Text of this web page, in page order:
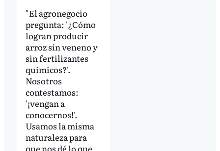
"El agronegocio
pregunta: '¿Cómo
logran producir
arroz sin veneno y
sin fertilizantes
químicos?'.
Nosotros
contestamos:
'¡vengan a
conocernos!'.
Usamos la misma
naturaleza para
que nos dé lo que